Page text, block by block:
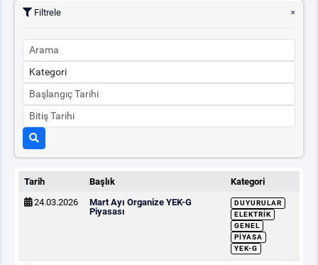
BT HİZMET YÖNETİM SİSTEMİ POLİTİKAMIZ
Filtrele
Tarih Başlık
Kategori
24.03.2026
Mart Ayı Organize YEK-G
Piyasası
DUYURULAR
ELEKTRIK
GENEL
PIYASA
YEK-G